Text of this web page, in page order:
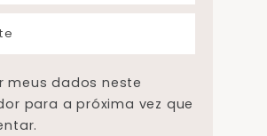
meus dados neste
para a próxima vez que